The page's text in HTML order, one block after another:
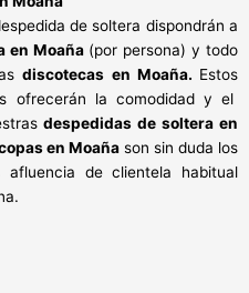
de soltera dispondrán a
en Moaña (por persona) y todo
discotecas en Moaña. Estos
ofrecerán
la comodidad y el
despedidas de soltera en
en Moaña son sin duda los
de clientela habitual